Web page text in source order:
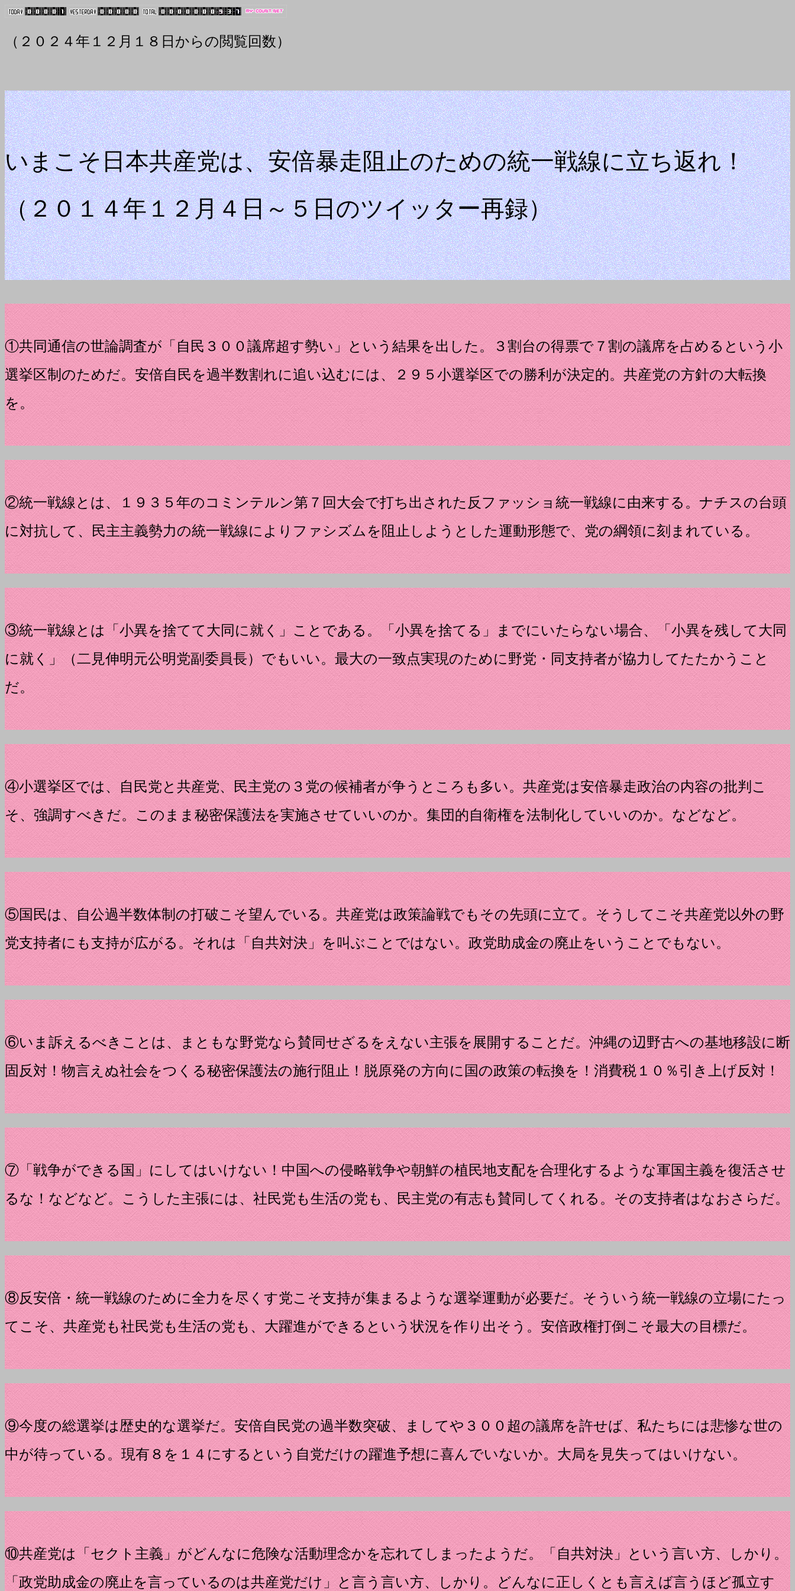
（２０２４年１２月１８日からの閲覧回数）
いまこそ日本共産党は、安倍暴走阻止のための統一戦線に立ち返れ！
（２０１４年１２月４日～５日のツイッター再録）
①共同通信の世論調査が「自民３００議席超す勢い」という結果を出した。３割台の得票で７割の議席を占めるという小
選挙区制のためだ。安倍自民を過半数割れに追い込むには、２９５小選挙区での勝利が決定的。共産党の方針の大転換
を。
②統一戦線とは、１９３５年のコミンテルン第７回大会で打ち出された反ファッショ統一戦線に由来する。ナチスの台頭
に対抗して、民主主義勢力の統一戦線によりファシズムを阻止しようとした運動形態で、党の綱領に刻まれている。
③統一戦線とは「小異を捨てて大同に就く」ことである。「小異を捨てる」までにいたらない場合、「小異を残して大同
に就く」（二見伸明元公明党副委員長）でもいい。最大の一致点実現のために野党・同支持者が協力してたたかうこと
だ。
④小選挙区では、自民党と共産党、民主党の３党の候補者が争うところも多い。共産党は安倍暴走政治の内容の批判こ
そ、強調すべきだ。このまま秘密保護法を実施させていいのか。集団的自衛権を法制化していいのか。などなど。
⑤国民は、自公過半数体制の打破こそ望んでいる。共産党は政策論戦でもその先頭に立て。そうしてこそ共産党以外の野
党支持者にも支持が広がる。それは「自共対決」を叫ぶことではない。政党助成金の廃止をいうことでもない。
⑥いま訴えるべきことは、まともな野党なら賛同せざるをえない主張を展開することだ。沖縄の辺野古への基地移設に断
固反対！物言えぬ社会をつくる秘密保護法の施行阻止！脱原発の方向に国の政策の転換を！消費税１０％引き上げ反対！
⑦「戦争ができる国」にしてはいけない！中国への侵略戦争や朝鮮の植民地支配を合理化するような軍国主義を復活させ
るな！などなど。こうした主張には、社民党も生活の党も、民主党の有志も賛同してくれる。その支持者はなおさらだ。
⑧反安倍・統一戦線のために全力を尽くす党こそ支持が集まるような選挙運動が必要だ。そういう統一戦線の立場にたっ
てこそ、共産党も社民党も生活の党も、大躍進ができるという状況を作り出そう。安倍政権打倒こそ最大の目標だ。
⑨今度の総選挙は歴史的な選挙だ。安倍自民党の過半数突破、ましてや３００超の議席を許せば、私たちには悲惨な世の
中が待っている。現有８を１４にするという自党だけの躍進予想に喜んでいないか。大局を見失ってはいけない。
⑩共産党は「セクト主義」がどんなに危険な活動理念かを忘れてしまったようだ。「自共対決」という言い方、しかり。
「政党助成金の廃止を言っているのは共産党だけ」と言う言い方、しかり。どんなに正しくとも言えば言うほど孤立す